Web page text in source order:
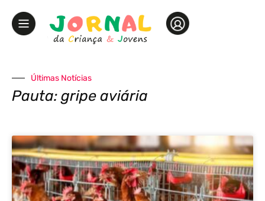
Últimas Notícias
Pauta: gripe aviária